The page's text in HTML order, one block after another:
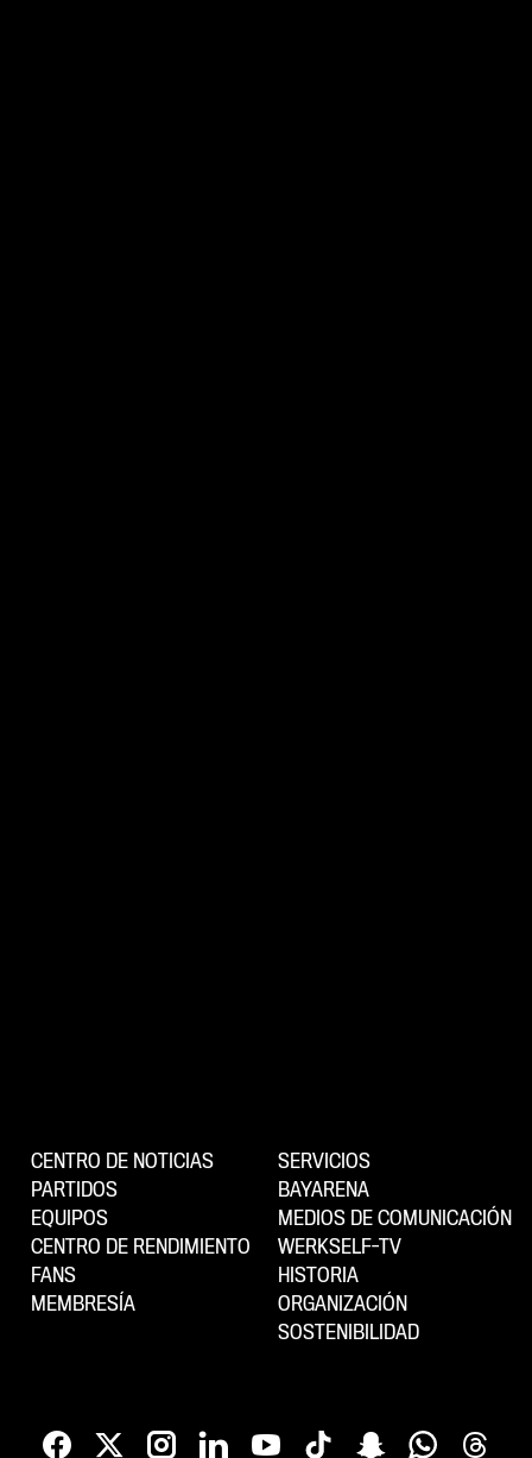
CENTRO DE NOTICIAS
PARTIDOS
EQUIPOS
CENTRO DE RENDIMIENTO
FANS
MEMBRESÍA
SERVICIOS
BAYARENA
MEDIOS DE COMUNICACIÓN
WERKSELF-TV
HISTORIA
ORGANIZACIÓN
SOSTENIBILIDAD